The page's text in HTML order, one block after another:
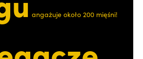
angażuje około 200 mięśni!